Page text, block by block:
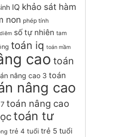
IQ khảo sát hàm
non phép tính
số tự nhiên tam
toán iq toán mầm
cao toán
nâng cao 3 toán
nâng cao
toán nâng cao
toán tư
trẻ 4 tuổi trẻ 5 tuổi